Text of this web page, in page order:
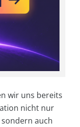
wir uns bereits
nicht nur
auch